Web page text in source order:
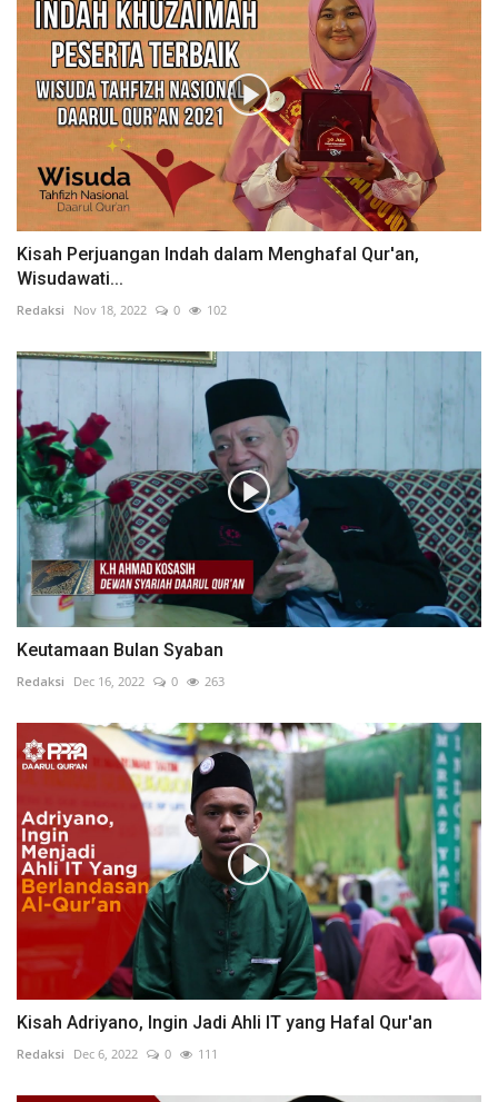
Kisah Perjuangan Indah dalam Menghafal Qur'an,
Wisudawati...
Redaksi Nov 18, 2022 0 102
Keutamaan Bulan Syaban
Redaksi Dec 16, 2022 0 263
Kisah Adriyano, Ingin Jadi Ahli IT yang Hafal Qur'an
Redaksi Dec 6, 2022 0 111